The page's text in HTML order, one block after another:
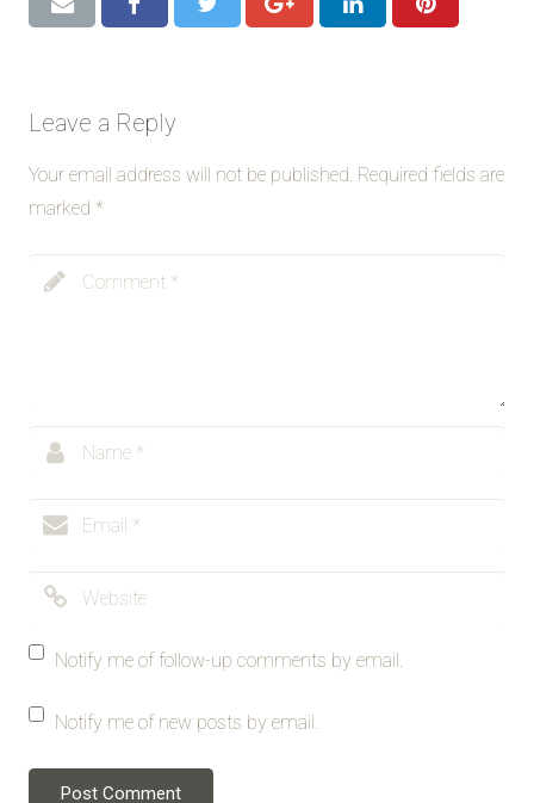
Leave a Reply
Your email address will not be published. Required fields are
marked *
Notify me of follow-up comments by email.
Notify me of new posts by email.